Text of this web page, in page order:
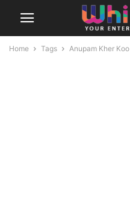
Home Tags Anupam Kher Koo